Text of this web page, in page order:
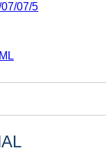
07/5